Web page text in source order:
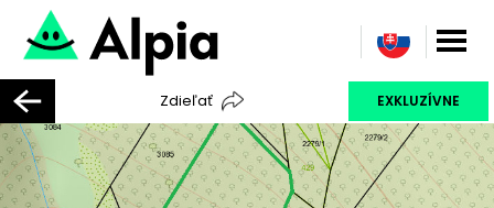
Zdieľať EXKLUZÍVNE